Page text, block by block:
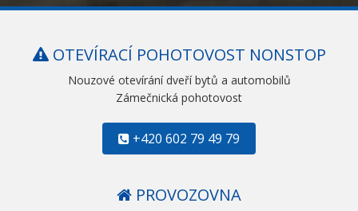
OTEVÍRACÍ POHOTOVOST NONSTOP
Nouzové otevírání dveří bytů a automobilů
Zámečnická pohotovost
+420 602 79 49 79
PROVOZOVNA